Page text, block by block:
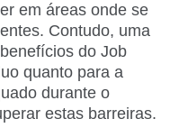
em áreas onde se
Contudo, uma
do Job
quanto para a
durante o
estas barreiras.